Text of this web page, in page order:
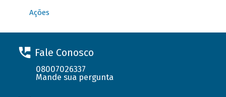
Ações
Fale Conosco
08007026337
Mande sua pergunta